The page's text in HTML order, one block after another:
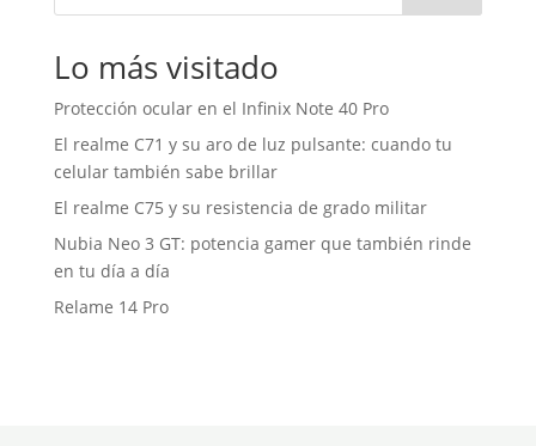
Lo más visitado
Protección ocular en el Infinix Note 40 Pro
El realme C71 y su aro de luz pulsante: cuando tu
celular también sabe brillar
El realme C75 y su resistencia de grado militar
Nubia Neo 3 GT: potencia gamer que también rinde
en tu día a día
Relame 14 Pro